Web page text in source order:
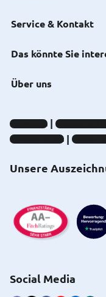
Service & Kontakt
Das könnte Sie
Über uns
Unsere
Impressum Datenschutz-
Barrierefreiheit
Cookie-
Social Media